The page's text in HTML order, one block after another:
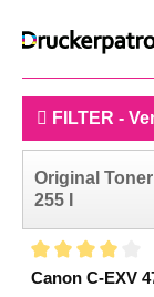
FILTER -
Original
255 I
Canon C-EXV